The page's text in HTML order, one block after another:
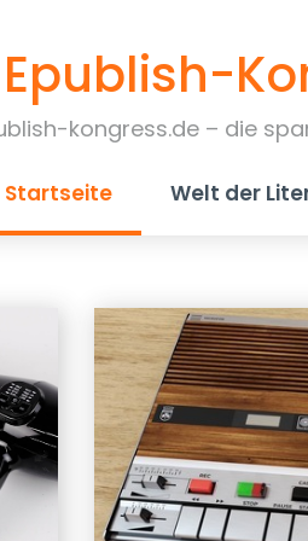
Epublish-
kongress.de – die
Startseite Welt der